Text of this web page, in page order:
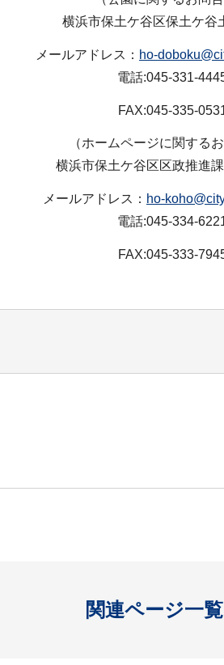
横浜市保土ケ谷区保土ケ谷
メールアドレス： ho-
電話:045-331-
FAX:045-335-
（ホームページに関するお
横浜市保土ケ谷区区政推進
メールアドレス： ho-
電話:045-334-
FAX:045-333-
関連ページ一覧
開く